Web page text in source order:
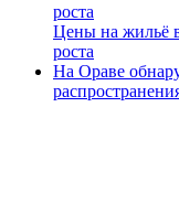
роста
Цены на жильё
роста
На Ораве